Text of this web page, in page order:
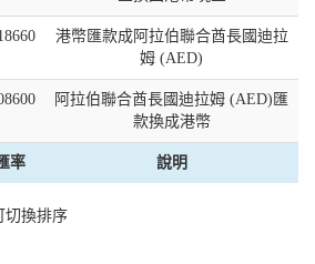
港幣匯款成阿拉伯聯合酋長國迪拉
姆 (AED)
阿拉伯聯合酋長國迪拉姆 (AED)匯
款換成港幣
率 說明
切換排序